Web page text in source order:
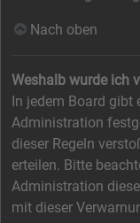
Nach oben
Weshalb wurde ich
In jedem Board gibt
Administration
dieser Regeln
erteilen. Bitte
Administration
mit dieser